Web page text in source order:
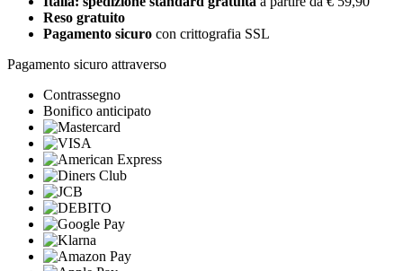
Reso gratuito
Pagamento sicuro con crittografia SSL
Pagamento sicuro attraverso
Contrassegno
Bonifico anticipato